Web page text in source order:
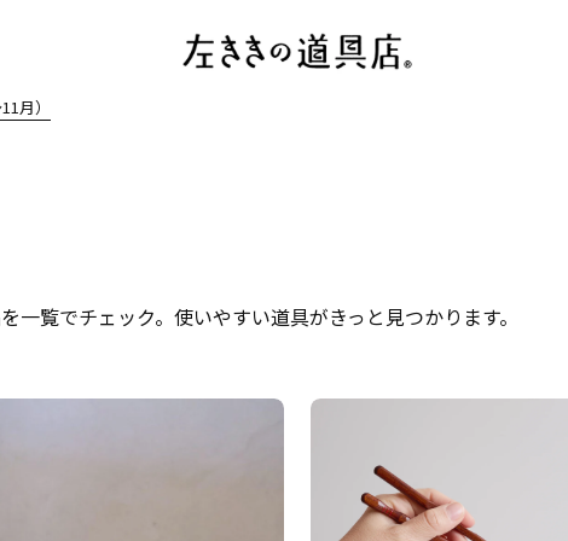
月）
一覧でチェック。使いやすい道具がきっと見つかります。